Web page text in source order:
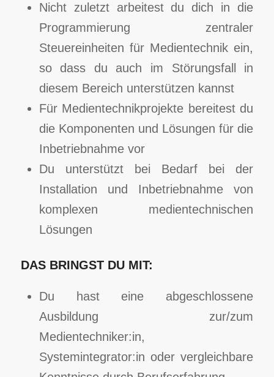
Nicht zuletzt arbeitest du dich in die
Programmierung zentraler
Steuereinheiten für Medientechnik ein,
so dass du auch im Störungsfall in
diesem Bereich unterstützen kannst
Für Medientechnikprojekte bereitest du
die Komponenten und Lösungen für die
Inbetriebnahme vor
Du unterstützt bei Bedarf bei der
Installation und Inbetriebnahme von
komplexen medientechnischen
Lösungen
DAS BRINGST DU MIT:
Du hast eine abgeschlossene
Ausbildung zur/zum
Medientechniker:in,
Systemintegrator:in oder vergleichbare